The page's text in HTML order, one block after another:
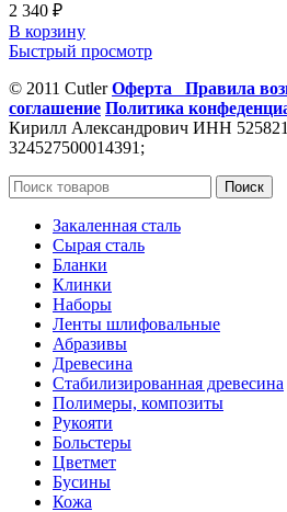
2 340 ₽
В корзину
Быстрый просмотр
© 2011 CutlerОферта Правила
соглашение Политика
Кирилл Александрович ИНН
324527500014391;
Поиск
Закаленная сталь
Сырая сталь
Бланки
Клинки
Наборы
Ленты шлифовальные
Абразивы
Древесина
Стабилизированная древесина
Полимеры, композиты
Рукояти
Больстеры
Цветмет
Бусины
Кожа